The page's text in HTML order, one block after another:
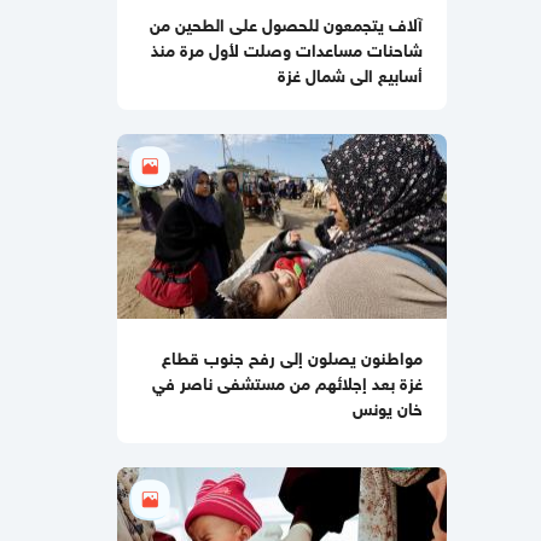
هآرتس تكشف.. نتنياهو يوفد ديرمر إلى
واشنطن لتخفيف التوتر مع الإدارة
الأميركية حول غزة
ملف طبي ناقص وإصابات موثقة..
التماس للسماح لطبيب مستقل بفحص
حسام أبو صفية
04:35 مساءاً
مصادر صحفية تكشف تفاصيل الرسائل
المتبادلة بين "حماس" وملادينوف
03:48 مساءاً
الفشل ينتظر "مجلس السلام العالمي"
02:39 مساءاً
بعضهم بجراح خطيرة بانفجار منزل جنوبي
لبنان
آلاف يتجمعون للحصول على الطحين من
شاحنات مساعدات وصلت لأول مرة منذ
أسابيع الى شمال غزة
مواطنون يصلون إلى رفح جنوب قطاع
غزة بعد إجلائهم من مستشفى ناصر في
خان يونس